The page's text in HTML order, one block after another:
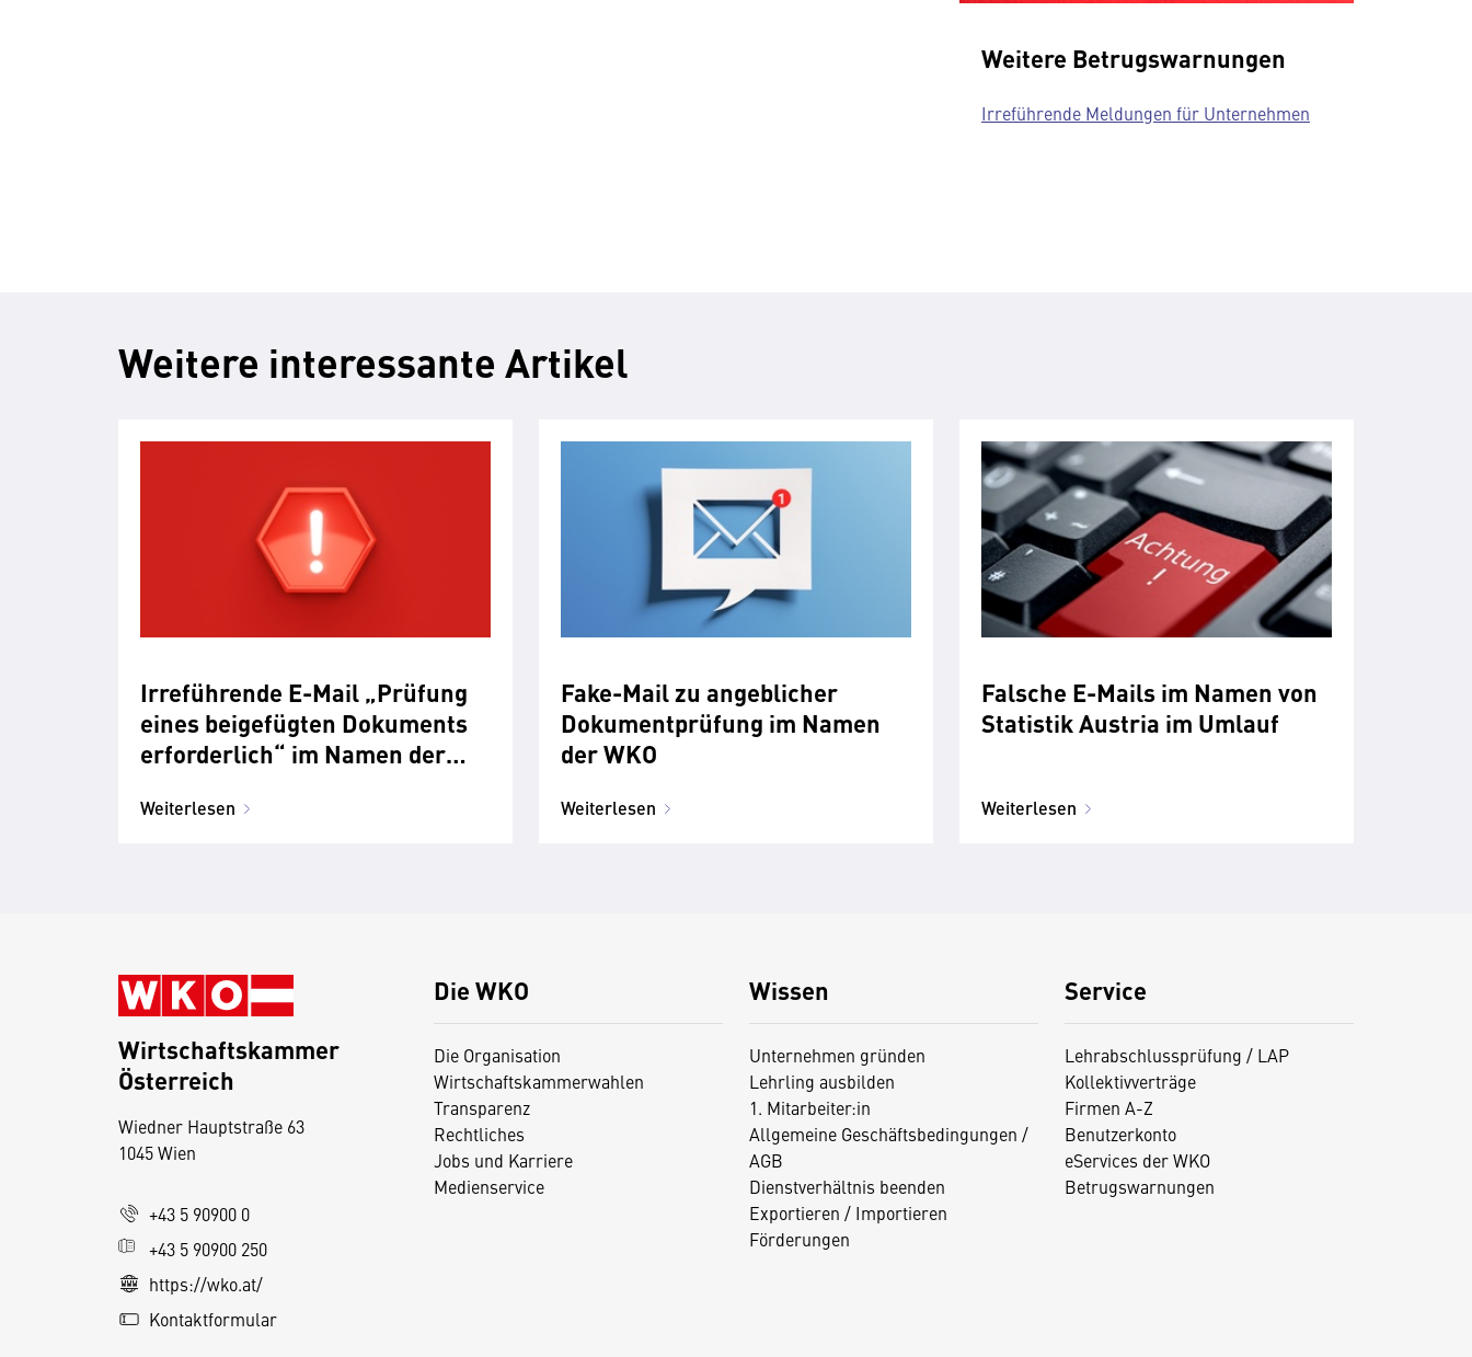
Weitere Betrugswarnungen
Irreführende Meldungen für Unternehmen
Weitere interessante Artikel
Irreführende E-Mail „Prüfung
eines beigefügten Dokuments
erforderlich“ im Namen der
claiming to be from WKO
Weiterlesen
Fake-Mail zu angeblicher
Dokumentprüfung im Namen
der WKO
Weiterlesen
Falsche E-Mails im Namen von
Statistik Austria im Umlauf
Weiterlesen
Die WKO
Die Organisation
Wirtschaftskammerwahlen
Transparenz
Rechtliches
Jobs und Karriere
Medienservice
Wissen
Unternehmen gründen
Lehrling ausbilden
1. Mitarbeiter:in
Allgemeine Geschäftsbedingungen /
AGB
Dienstverhältnis beenden
Exportieren / Importieren
Förderungen
Service
Lehrabschlussprüfung / LAP
Kollektivverträge
Firmen A-Z
Benutzerkonto
eServices der WKO
Betrugswarnungen
Wirtschaftskammer
Österreich
Wiedner Hauptstraße 63
1045 Wien
+43 5 90900 0
+43 5 90900 250
https://wko.at/
Kontaktformular